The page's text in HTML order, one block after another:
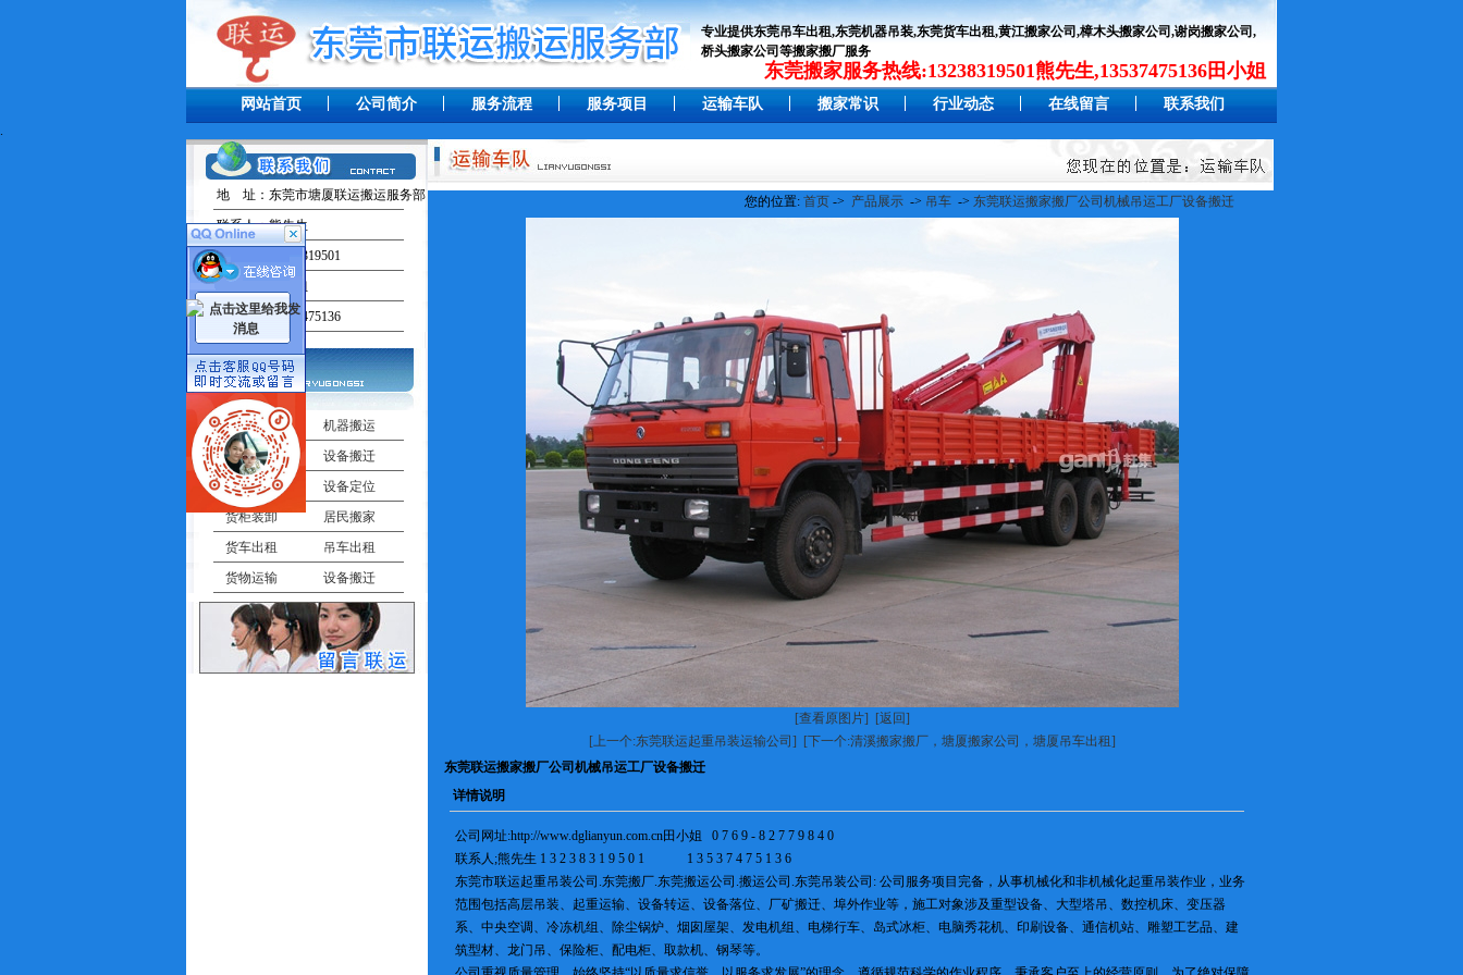
专业提供东莞吊车出租,东莞机器吊装,东莞货车出租,黄江搬家公司,樟木头搬家公司,谢岗搬家公司,
桥头搬家公司等搬家搬厂服务
东莞搬家服务热线:13238319501熊先生,13537475136田小姐
网站首页 公司简介 服务流程 服务项目 运输车队 搬家常识 行业动态 在线留言 联系我们
.
地 址：东莞市塘厦联运搬运服务部
联系人：熊先生
手 机：13238319501
联系人：田小姐
手 机：13537475136
工厂搬迁
机器搬运
吊车出租
设备搬迁
机器移位
设备定位
货柜装卸
居民搬家
货车出租
吊车出租
货物运输
设备搬迁
您的位置: 首页 -> 产品展示 -> 吊车 -> 东莞联运搬家搬厂公司机械吊运工厂设备搬迁
[查看原图片]
[返回]
[上一个:东莞联运起重吊装运输公司]
[下一个:清溪搬家搬厂，塘厦搬家公司，塘厦吊车出租]
东莞联运搬家搬厂公司机械吊运工厂设备搬迁
详情说明
公司网址:http://www.dglianyun.com.cn田小姐 0 7 6 9 - 8 2 7 7 9 8 4 0
联系人;熊先生 1 3 2 3 8 3 1 9 5 0 1 1 3 5 3 7 4 7 5 1 3 6
东莞市联运起重吊装公司.东莞搬厂.东莞搬运公司.搬运公司.东莞吊装公司: 公司服务项目完备，从事机械化和非机械化起重吊装作业，业务
范围包括高层吊装、起重运输、设备转运、设备落位、厂矿搬迁、埠外作业等，施工对象涉及重型设备、大型塔吊、数控机床、变压器
系、中央空调、冷冻机组、除尘锅炉、烟囱屋架、发电机组、电梯行车、岛式冰柜、电脑秀花机、印刷设备、通信机站、雕塑工艺品、建
筑型材、龙门吊、保险柜、配电柜、取款机、钢琴等。